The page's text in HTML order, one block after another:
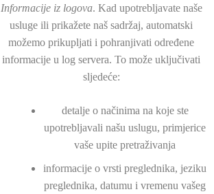
Informacije iz logova. Kad upotrebljavate naše
usluge ili prikažete naš sadržaj, automatski
možemo prikupljati i pohranjivati određene
informacije u log servera. To može uključivati
sljedeće:
detalje o načinima na koje ste
upotrebljavali našu uslugu, primjerice
vaše upite pretraživanja
informacije o vrsti preglednika, jeziku
preglednika, datumu i vremenu vašeg